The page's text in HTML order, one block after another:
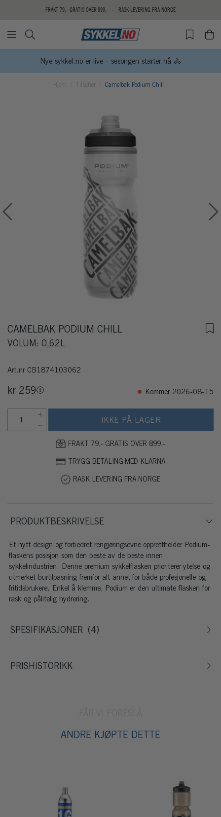
FRAKT 79,- GRATIS OVER 899,- RASK LEVERING FRA NORGE
Nye sykkel.no er live - sesongen starter nå 🚴
Hjem Camelbak Podium Chill
CAMELBAK PODIUM CHILL
VOLUM: 0,62L
Art.nr CB1874103062
kr 259 Kommer 2026-08-15
IKKE PÅ LAGER
FRAKT 79,- GRATIS OVER 899,-
TRYGG BETALING MED KLARNA
RASK LEVERING FRA NORGE
PRODUKTBESKRIVELSE
Et nytt design og forbedret rengjøringsevne opprettholder Podium-
flaskens posisjon som den beste av de beste innen
sykkelindustrien. Denne premium sykkelflasken prioriterer ytelse og
utmerket burtilpasning fremfor alt annet for både profesjonelle og
fritidsbrukere. Enkel å klemme, Podium er den ultimate flasken for
rask og pålitelig hydrering.
SPESIFIKASJONER 4
PRISHISTORIKK
ANDRE KJØPTE DETTE